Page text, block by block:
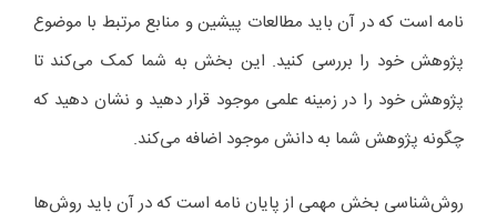
نامه است که در آن باید مطالعات پیشین و منابع مرتبط با موضوع
پژوهش خود را بررسی کنید. این بخش به شما کمک می‌کند تا
پژوهش خود را در زمینه علمی موجود قرار دهید و نشان دهید که
چگونه پژوهش شما به دانش موجود اضافه می‌کند.
روش‌شناسی بخش مهمی از پایان نامه است که در آن باید روش‌ها